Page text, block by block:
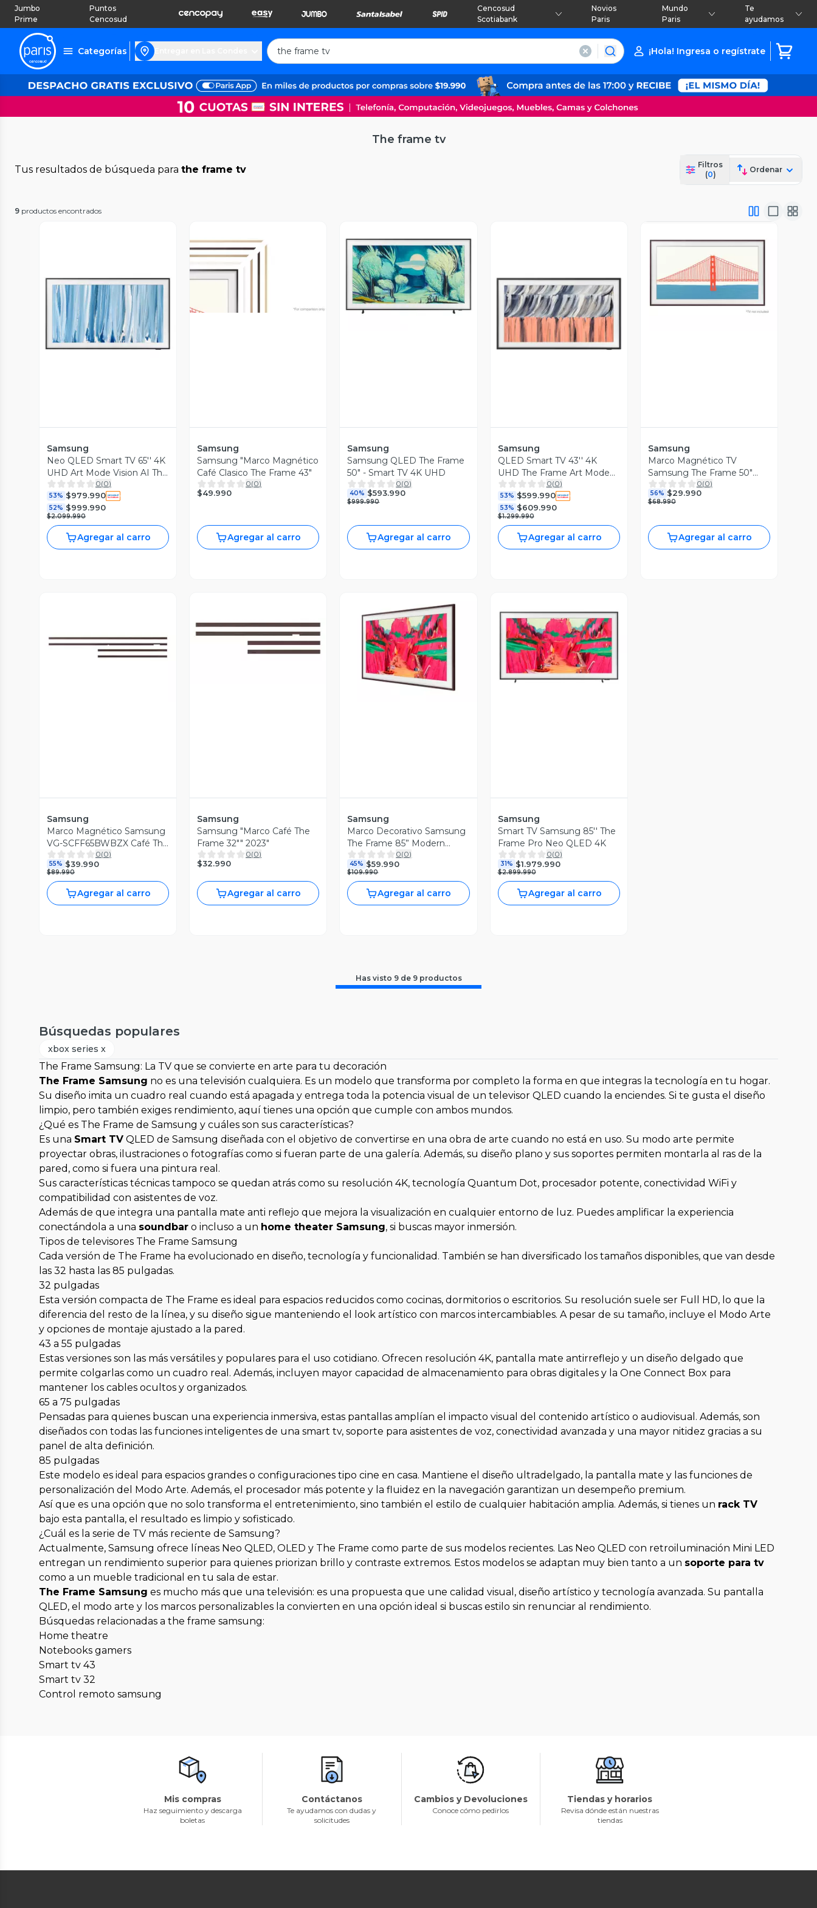
Jumbo
Prime
Puntos
Cencosud
Cencosud
Scotiabank
Novios
Paris
Mundo
Paris
Te
ayudamos
Categorías ¡Hola! Ingresa o regístrate
The frame tv
Tus resultados de búsqueda para the frame tv
Filtros
(0)
Ordenar
9 productos encontrados
Vista Previa
Samsung
Neo QLED Smart TV 65'' 4K
UHD Art Mode Vision AI The
Frame Pro LS03HW con
Marco 2026
0(0)
53% $979.990
52% $999.990
$2.099.990
Agregar al carro
Samsung
Samsung "Marco Magnético
Café Clasico The Frame 43"
0(0)
$49.990
Agregar al carro
Vista Previa
Samsung
Samsung QLED The Frame
50" - Smart TV 4K UHD
0(0)
40% $593.990
$999.990
Agregar al carro
Vista Previa
Samsung
QLED Smart TV 43'' 4K
UHD The Frame Art Mode
Vision AI con Marco LS03H
2026
0(0)
53% $599.990
53% $609.990
$1.299.990
Agregar al carro
Vista Previa
Samsung
Marco Magnético TV
Samsung The Frame 50"
Madera Oscura
0(0)
56% $29.990
$68.990
Agregar al carro
Vista Previa
Samsung
Marco Magnético Samsung
VG-SCFF65BWBZX Café The
Frame 65"
0(0)
55% $39.990
$89.990
Agregar al carro
Vista Previa
Samsung
Samsung "Marco Café The
Frame 32"" 2023"
0(0)
$32.990
Agregar al carro
Vista Previa
Samsung
Marco Decorativo Samsung
The Frame 85” Modern
Brown
0(0)
45% $59.990
$109.990
Agregar al carro
Vista Previa
Samsung
Smart TV Samsung 85'' The
Frame Pro Neo QLED 4K
0(0)
31% $1.979.990
$2.899.990
Agregar al carro
Has visto 9de 9 productos
Búsquedas populares
xbox series x
The Frame Samsung: La TV que se convierte en arte para tu decoración
The Frame Samsung no es una televisión cualquiera. Es un modelo que transforma por completo la forma en que integras la tecnología en tu hogar.
Su diseño imita un cuadro real cuando está apagada y entrega toda la potencia visual de un televisor QLED cuando la enciendes. Si te gusta el diseño
limpio, pero también exiges rendimiento, aquí tienes una opción que cumple con ambos mundos.
¿Qué es The Frame de Samsung y cuáles son sus características?
Es una Smart TV QLED de Samsung diseñada con el objetivo de convertirse en una obra de arte cuando no está en uso. Su modo arte permite
proyectar obras, ilustraciones o fotografías como si fueran parte de una galería. Además, su diseño plano y sus soportes permiten montarla al ras de la
pared, como si fuera una pintura real.
Sus características técnicas tampoco se quedan atrás como su resolución 4K, tecnología Quantum Dot, procesador potente, conectividad WiFi y
compatibilidad con asistentes de voz.
Además de que integra una pantalla mate anti reflejo que mejora la visualización en cualquier entorno de luz. Puedes amplificar la experiencia
conectándola a una soundbar o incluso a un home theater Samsung, si buscas mayor inmersión.
Tipos de televisores The Frame Samsung
Cada versión de The Frame ha evolucionado en diseño, tecnología y funcionalidad. También se han diversificado los tamaños disponibles, que van desde
las 32 hasta las 85 pulgadas.
32 pulgadas
Esta versión compacta de The Frame es ideal para espacios reducidos como cocinas, dormitorios o escritorios. Su resolución suele ser Full HD, lo que la
diferencia del resto de la línea, y su diseño sigue manteniendo el look artístico con marcos intercambiables. A pesar de su tamaño, incluye el Modo Arte
y opciones de montaje ajustado a la pared.
43 a 55 pulgadas
Estas versiones son las más versátiles y populares para el uso cotidiano. Ofrecen resolución 4K, pantalla mate antirreflejo y un diseño delgado que
permite colgarlas como un cuadro real. Además, incluyen mayor capacidad de almacenamiento para obras digitales y la One Connect Box para
mantener los cables ocultos y organizados.
65 a 75 pulgadas
Pensadas para quienes buscan una experiencia inmersiva, estas pantallas amplían el impacto visual del contenido artístico o audiovisual. Además, son
diseñados con todas las funciones inteligentes de una smart tv, soporte para asistentes de voz, conectividad avanzada y una mayor nitidez gracias a su
panel de alta definición.
85 pulgadas
Este modelo es ideal para espacios grandes o configuraciones tipo cine en casa. Mantiene el diseño ultradelgado, la pantalla mate y las funciones de
personalización del Modo Arte. Además, el procesador más potente y la fluidez en la navegación garantizan un desempeño premium.
Así que es una opción que no solo transforma el entretenimiento, sino también el estilo de cualquier habitación amplia. Además, si tienes un rack TV
bajo esta pantalla, el resultado es limpio y sofisticado.
¿Cuál es la serie de TV más reciente de Samsung?
Actualmente, Samsung ofrece líneas Neo QLED, OLED y The Frame como parte de sus modelos recientes. Las Neo QLED con retroiluminación Mini LED
entregan un rendimiento superior para quienes priorizan brillo y contraste extremos. Estos modelos se adaptan muy bien tanto a un soporte para tv
como a un mueble tradicional en tu sala de estar.
The Frame Samsung es mucho más que una televisión: es una propuesta que une calidad visual, diseño artístico y tecnología avanzada. Su pantalla
QLED, el modo arte y los marcos personalizables la convierten en una opción ideal si buscas estilo sin renunciar al rendimiento.
Búsquedas relacionadas a the frame samsung:
Home theatre
Notebooks gamers
Smart tv 43
Smart tv 32
Control remoto samsung
Mis compras
Haz seguimiento y descarga
boletas
Contáctanos
Te ayudamos con dudas y
solicitudes
Cambios y Devoluciones
Conoce cómo pedirlos
Tiendas y horarios
Revisa dónde están nuestras
tiendas